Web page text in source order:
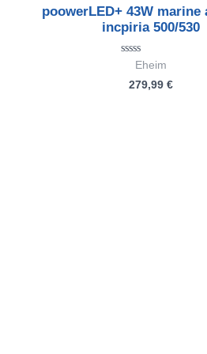
poowerLED+ 43W marine
incpiria 500/530
Bewertet
Eheim
279,99 €